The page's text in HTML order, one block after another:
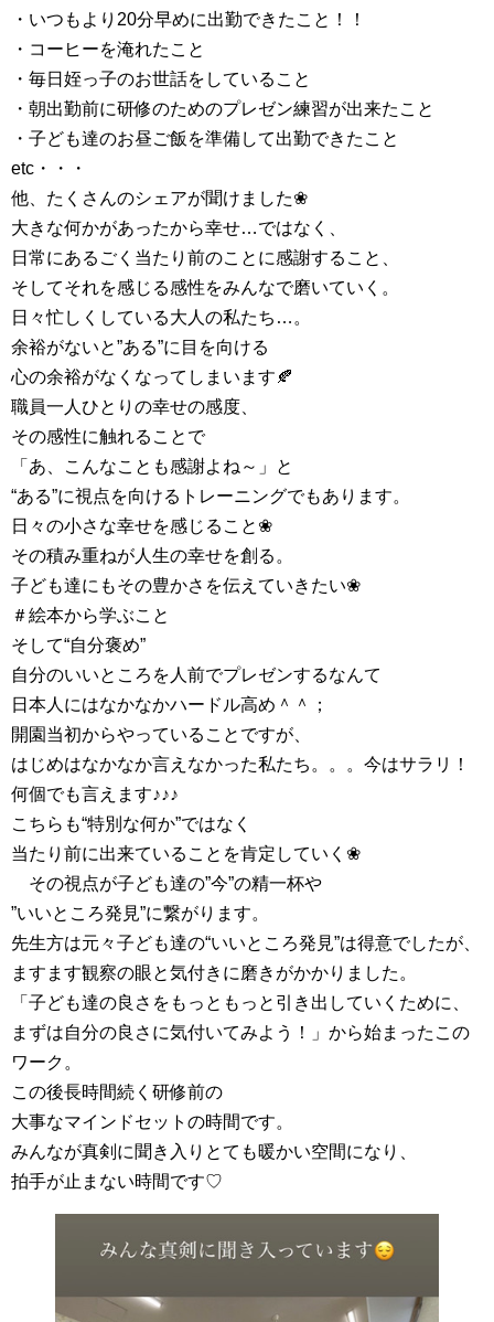
・いつもより20分早めに出勤できたこと！！
・コーヒーを淹れたこと
・毎日姪っ子のお世話をしていること
・朝出勤前に研修のためのプレゼン練習が出来たこと
・子ども達のお昼ご飯を準備して出勤できたこと
etc・・・
他、たくさんのシェアが聞けました❀
大きな何かがあったから幸せ…ではなく、
日常にあるごく当たり前のことに感謝すること、
そしてそれを感じる感性をみんなで磨いていく。
日々忙しくしている大人の私たち…。
余裕がないと”ある”に目を向ける
心の余裕がなくなってしまいます🍂
職員一人ひとりの幸せの感度、
その感性に触れることで
「あ、こんなことも感謝よね～」と
“ある”に視点を向けるトレーニングでもあります。
日々の小さな幸せを感じること❀
その積み重ねが人生の幸せを創る。
子ども達にもその豊かさを伝えていきたい❀
＃絵本から学ぶこと
そして“自分褒め”
自分のいいところを人前でプレゼンするなんて
日本人にはなかなかハードル高め＾＾；
開園当初からやっていることですが、
はじめはなかなか言えなかった私たち。。。今はサラリ！
何個でも言えます♪♪♪
こちらも“特別な何か”ではなく
当たり前に出来ていることを肯定していく❀
その視点が子ども達の”今”の精一杯や
”いいところ発見”に繋がります。
先生方は元々子ども達の“いいところ発見”は得意でしたが、
ますます観察の眼と気付きに磨きがかかりました。
「子ども達の良さをもっともっと引き出していくために、
まずは自分の良さに気付いてみよう！」から始まったこの
ワーク。
この後長時間続く研修前の
大事なマインドセットの時間です。
みんなが真剣に聞き入りとても暖かい空間になり、
拍手が止まない時間です♡